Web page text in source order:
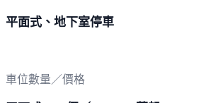
平面式、地下室停車
車位數量／價格